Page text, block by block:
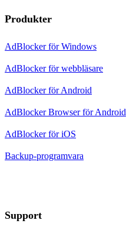
Produkter
AdBlocker för Windows
AdBlocker för webbläsare
AdBlocker för Android
AdBlocker Browser för Android
AdBlocker för iOS
Backup-programvara
Support